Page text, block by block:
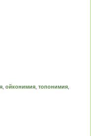
ойконимия топонимия